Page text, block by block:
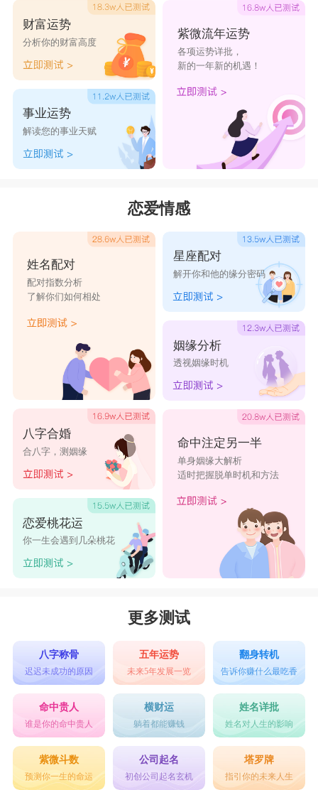
财富运势
分析你的财富高度
事业运势
解读您的事业天赋
紫微流年运势
各项运势详批，
新的一年新的机遇！
恋爱情感
姓名配对
配对指数分析
了解你们如何相处
八字合婚
合八字，测姻缘
恋爱桃花运
你一生会遇到几朵桃花
星座配对
解开你和他的缘分密码
姻缘分析
透视姻缘时机
命中注定另一半
单身姻缘大解析
适时把握脱单时机和方法
更多测试
八字称骨
迟迟未成功的原因
五年运势
未来5年发展一览
翻身转机
告诉你赚什么最吃香
命中贵人
谁是你的命中贵人
横财运
躺着都能赚钱
姓名详批
姓名对人生的影响
紫微斗数
预测你一生的命运
公司起名
初创公司起名玄机
塔罗牌
指引你的未来人生